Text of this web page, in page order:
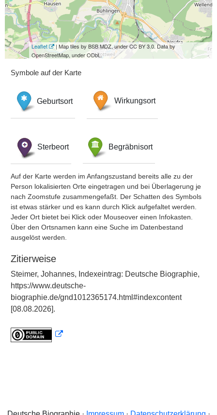
Leaflet
| Map tiles by BSB MDZ, under CC BY 3.0. Data by
OpenStreetMap, under ODbL.
Symbole auf der Karte
Geburtsort Wirkungsort
Sterbeort Begräbnisort
Auf der Karte werden im Anfangszustand bereits alle zu der
Person lokalisierten Orte eingetragen und bei Überlagerung je
nach Zoomstufe zusammengefaßt. Der Schatten des Symbols
ist etwas stärker und es kann durch Klick aufgefaltet werden.
Jeder Ort bietet bei Klick oder Mouseover einen Infokasten.
Über den Ortsnamen kann eine Suche im Datenbestand
ausgelöst werden.
Zitierweise
Steimer, Johannes, Indexeintrag: Deutsche Biographie,
https://www.deutsche-
biographie.de/gnd1012365174.html#indexcontent
[08.08.2026].